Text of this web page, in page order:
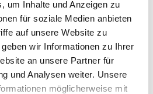
um Inhalte und Anzeigen zu
für soziale Medien anbieten
auf unsere Website zu
wir Informationen zu Ihrer
an unsere Partner für
und Analysen weiter. Unsere
möglicherweise mit
die esm